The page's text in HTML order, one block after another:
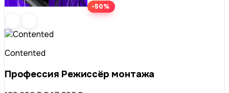
-50%
Contented
Профессия Режиссёр монтажа